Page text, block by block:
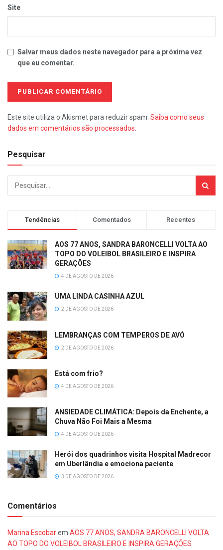
Site
Salvar meus dados neste navegador para a próxima vez
que eu comentar.
Este site utiliza o Akismet para reduzir spam. Saiba como seus
dados em comentários são processados
Pesquisar
Tendências Comentados Recentes
AOS 77 ANOS, SANDRA BARONCELLI VOLTA AO
TOPO DO VOLEIBOL BRASILEIRO E INSPIRA
GERAÇÕES
4 DE AGOSTO DE 2026
UMA LINDA CASINHA AZUL
2 DE AGOSTO DE 2026
LEMBRANÇAS COM TEMPEROS DE AVÓ
2 DE AGOSTO DE 2026
Está com frio?
4 DE AGOSTO DE 2026
ANSIEDADE CLIMÁTICA: Depois da Enchente, a
Chuva Não Foi Mais a Mesma
4 DE AGOSTO DE 2026
Herói dos quadrinhos visita Hospital Madrecor
em Uberlândia e emociona paciente
3 DE AGOSTO DE 2026
Comentários
Marina Escobarem AOS 77 ANOS, SANDRA BARONCELLI VOLTA
AO TOPO DO VOLEIBOL BRASILEIRO E INSPIRA GERAÇÕES